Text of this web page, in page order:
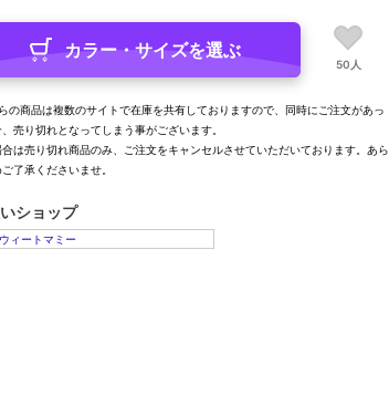
カラー・サイズを選ぶ
50人
の商品は複数のサイトで在庫を共有しておりますので、同時にご注文があっ
売り切れとなってしまう事がございます。
合は売り切れ商品のみ、ご注文をキャンセルさせていただいております。あら
了承くださいませ。
ショップ